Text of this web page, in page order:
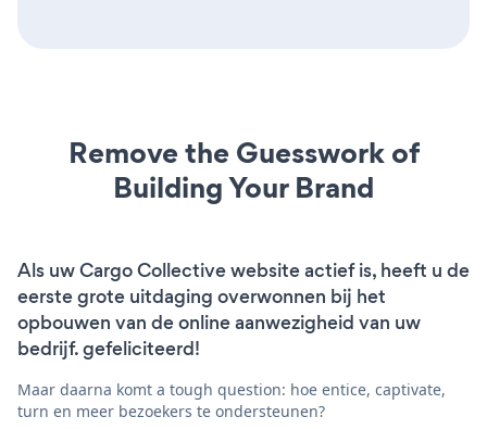
Remove the Guesswork of
Building Your Brand
Als uw Cargo Collective website actief is, heeft u de
eerste grote uitdaging overwonnen bij het
opbouwen van de online aanwezigheid van uw
bedrijf. gefeliciteerd!
Maar daarna komt a tough question: hoe entice, captivate,
turn en meer bezoekers te ondersteunen?